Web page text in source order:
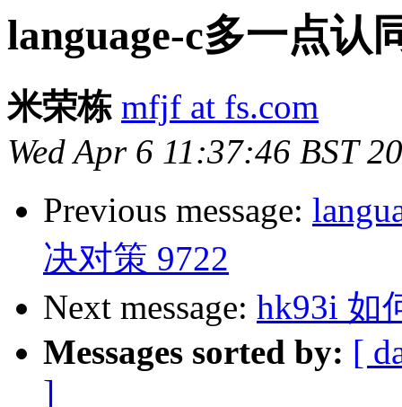
language-c多一点认
米荣栋 mfjf at fs.com
Wed Apr 6 11:37:46 BST
Previous message:
决对策 9722
Next message: hk93i 如
Messages sorted by: [
]